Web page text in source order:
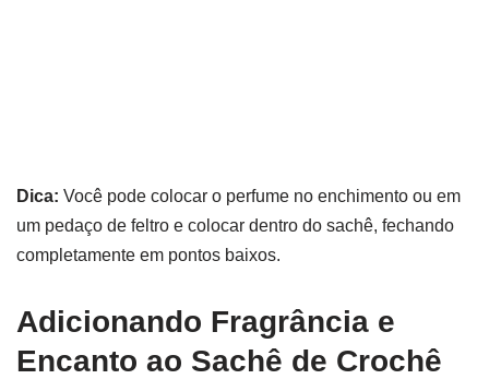
Dica: Você pode colocar o perfume no enchimento ou em
um pedaço de feltro e colocar dentro do sachê, fechando
completamente em pontos baixos.
Adicionando Fragrância e
Encanto ao Sachê de Crochê